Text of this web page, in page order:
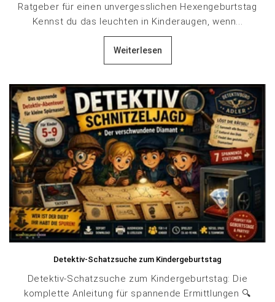
Ratgeber für einen unvergesslichen Hexengeburtstag
Kennst du das leuchten in Kinderaugen, wenn...
Weiterlesen
Detektiv-Schatzsuche zum Kindergeburtstag
Detektiv-Schatzsuche zum Kindergeburtstag: Die
komplette Anleitung für spannende Ermittlungen 🔍